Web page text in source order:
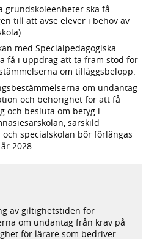
grundskoleenheter ska få
till att avse elever i behov av
med Specialpedagogiska
få i uppdrag att ta fram stöd för
om tilläggsbelopp.
om undantag
och behörighet för att få
och besluta om betyg i
särskild
specialskolan bör förlängas
2028.
av giltighetstiden för
om undantag från krav på
för lärare som bedriver